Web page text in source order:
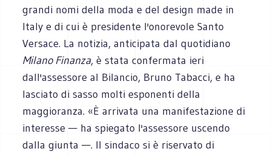
grandi nomi della moda e del design made in
Italy e di cui è presidente l'onorevole Santo
Versace. La notizia, anticipata dal quotidiano
Milano Finanza, è stata confermata ieri
dall'assessore al Bilancio, Bruno Tabacci, e ha
lasciato di sasso molti esponenti della
maggioranza. «È arrivata una manifestazione di
interesse — ha spiegato l'assessore uscendo
dalla giunta —. Il sindaco si è riservato di